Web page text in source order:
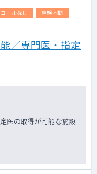
医制
ールなし
経験不問
／専門医・指定
医の取得が可能な施設